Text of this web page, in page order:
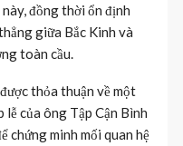
đồng thời ổn định
giữa Bắc Kinh và
toàn cầu.
thỏa thuận về một
lễ của ông Tập Cận Bình
chứng minh mối quan hệ